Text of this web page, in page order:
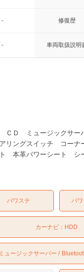
- 修復歴
- 車両取扱説明
ＣＤ ミュージックサ
ングスイッチ コーナ
本革パワーシート シ
パワステ パ
カーナビ： HDD
ミュージックサーバー